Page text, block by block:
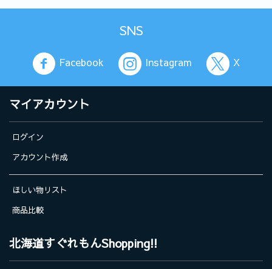
SNS
Facebook Instagram X
マイアカウント
ログイン
アカウント作成
ほしい物リスト
商品比較
北海道すぐれもんShopping!!